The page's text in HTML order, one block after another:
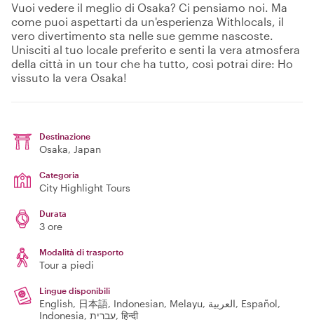
Vuoi vedere il meglio di Osaka? Ci pensiamo noi. Ma
come puoi aspettarti da un'esperienza Withlocals, il
vero divertimento sta nelle sue gemme nascoste.
Unisciti al tuo locale preferito e senti la vera atmosfera
della città in un tour che ha tutto, così potrai dire: Ho
vissuto la vera Osaka!
Destinazione
Osaka, Japan
Categoria
City Highlight Tours
Durata
3 ore
Modalità di trasporto
Tour a piedi
Lingue disponibili
English, 日本語, Indonesian, Melayu, العربية, Español,
Indonesia, עברית, हिन्दी